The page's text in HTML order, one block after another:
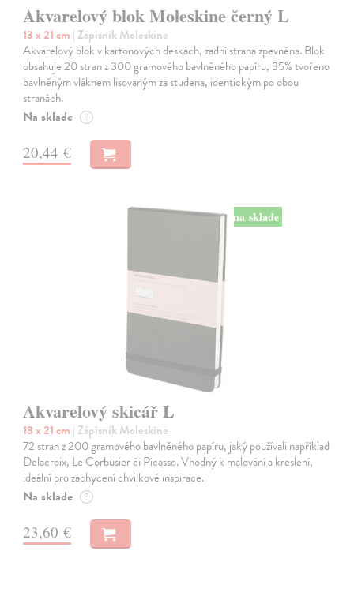
Akvarelový blok Moleskine černý L
13 x 21 cm | Zápisník Moleskine
Akvarelový blok v kartonových deskách, zadní strana zpevněna. Blok
obsahuje 20 stran z 300 gramového bavlněného papíru, 35% tvořeno
bavlněným vláknem lisovaným za studena, identickým po obou
stranách.
Na sklade ?
20,44 €
na sklade
Akvarelový skicář L
13 x 21 cm | Zápisník Moleskine
72 stran z 200 gramového bavlněného papíru, jaký používali například
Delacroix, Le Corbusier či Picasso. Vhodný k malování a kreslení,
ideální pro zachycení chvilkové inspirace.
Na sklade ?
23,60 €